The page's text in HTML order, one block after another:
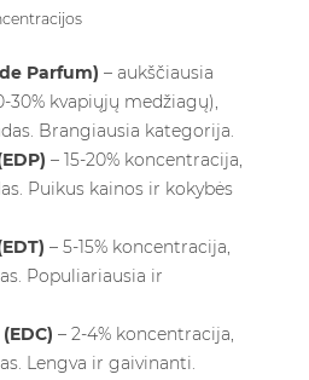
Parfum) – aukščiausia
30% kvapiųjų medžiagų),
Brangiausia kategorija.
– 15-20% koncentracija,
Puikus kainos ir kokybės
– 5-15% koncentracija,
Populiariausia ir
– 2-4% koncentracija,
Lengva ir gaivinanti.